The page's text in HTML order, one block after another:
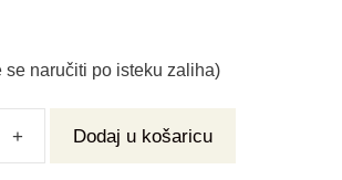
se naručiti po isteku zaliha)
+ Dodaj u košaricu